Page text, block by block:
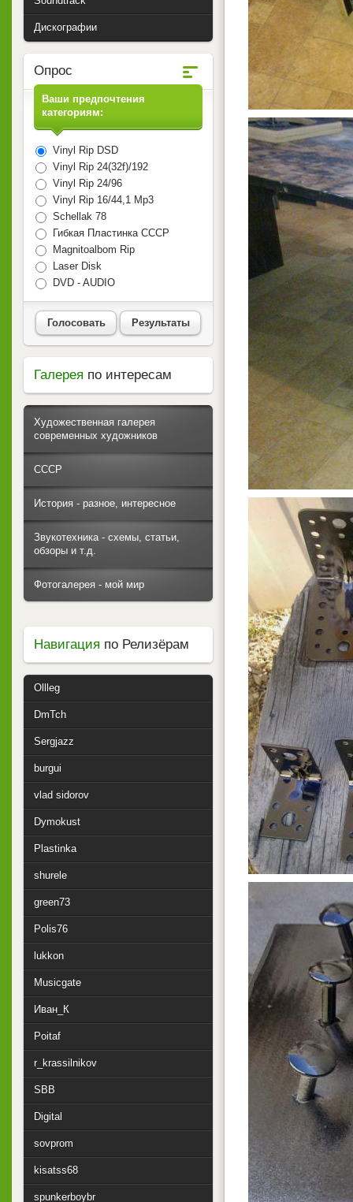
Дискографии
Опрос
Ваши предпочтения
категориям:
Vinyl Rip DSD
Vinyl Rip 24(32f)/192
Vinyl Rip 24/96
Vinyl Rip 16/44,1 Mp3
Schellak 78
Гибкая Пластинка СССР
Magnitoalbom Rip
Laser Disk
DVD - AUDIO
Голосовать Результаты
Галерея по интересам
Художественная галерея
современных художников
СССР
История - разное, интересное
Звукотехника - схемы, статьи,
обзоры и т.д.
Фотогалерея - мой мир
Навигация по Релизёрам
Ollleg
DmTch
Sergjazz
burgui
vlad sidorov
Dymokust
Plastinka
shurele
green73
Polis76
lukkon
Musicgate
Иван_К
Poitaf
r_krassilnikov
SBB
Digital
sovprom
kisatss68
spunkerboybr